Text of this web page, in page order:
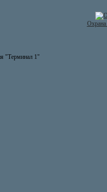
"Терминал 1"